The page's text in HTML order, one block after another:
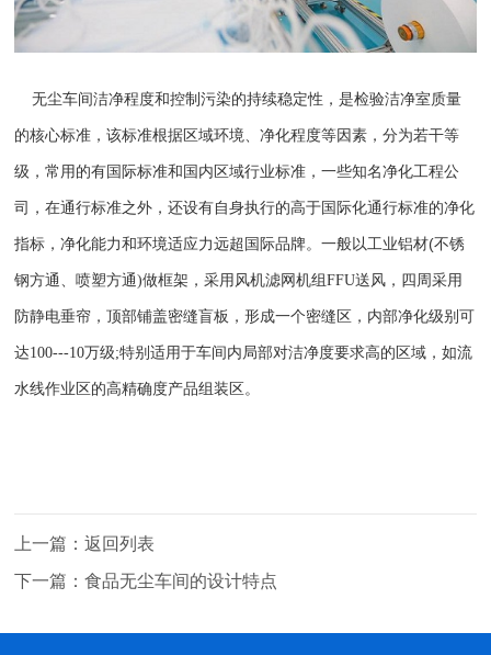
无尘车间洁净程度和控制污染的持续稳定性，是检验洁净室质量
的核心标准，该标准根据区域环境、净化程度等因素，分为若干等
级 ，常用的有 国际标准和国内 区域行业标准，一些知名净化工程公
司，在通行标准之外，还设有自身执行的高于国际化通行标准的净化
指标，净化能力和环境适应力远超国际品牌。一般以工业铝材(不锈
钢方通、喷塑方通)做框架，采用风机滤网机组FFU送风，四周采用
防静电垂帘，顶部铺盖密缝盲板，形成一个密缝区，内部净化级别可
达100---10万级;特别适用于车间内局部对洁净度要求高的区域，如流
水线作业区的高精确度产品组装区。
上一篇：返回列表
下一篇：食品无尘车间的设计特点